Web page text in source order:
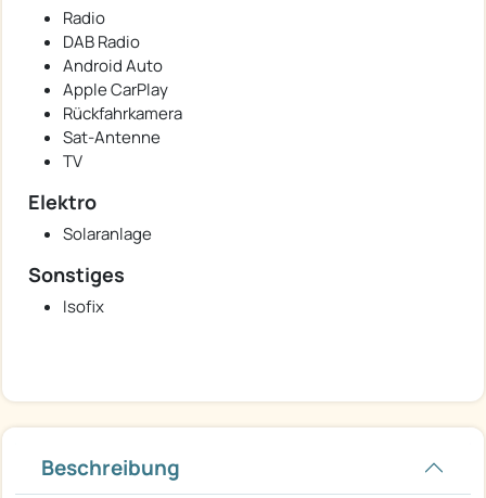
Radio
DAB Radio
Android Auto
Apple CarPlay
Rückfahrkamera
Sat-Antenne
TV
Elektro
Solaranlage
Sonstiges
Isofix
Beschreibung